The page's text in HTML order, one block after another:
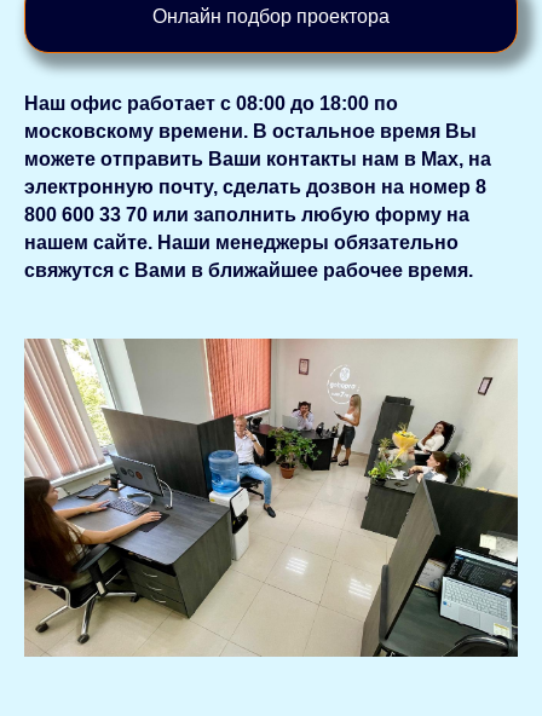
Онлайн подбор проектора
Наш офис работает с 08:00 до 18:00 по
московскому времени. В остальное время Вы
можете отправить Ваши контакты нам в Мах, на
электронную почту, сделать дозвон на номер 8
800 600 33 70 или заполнить любую форму на
нашем сайте. Наши менеджеры обязательно
свяжутся с Вами в ближайшее рабочее время.